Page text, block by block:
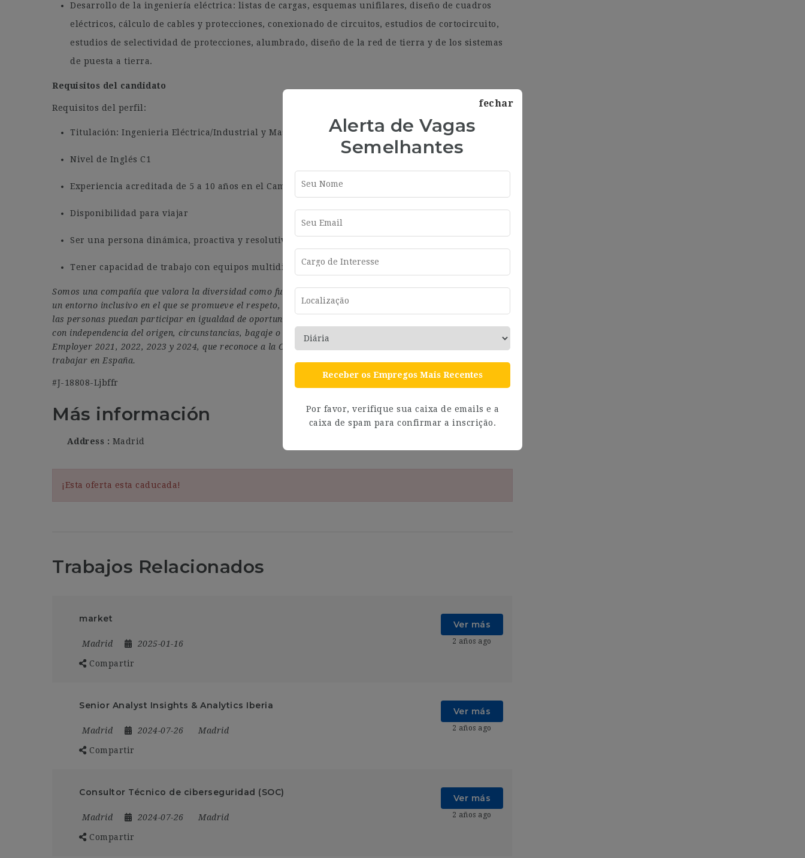
Desarrollo de la ingeniería eléctrica: listas de cargas, esquemas unifilares, diseño de cuadros
eléctricos, cálculo de cables y protecciones, conexionado de circuitos, estudios de cortocircuito,
estudios de selectividad de protecciones, alumbrado, diseño de la red de tierra y de los sistemas
de puesta a tierra.
Requisitos del candidato
Requisitos del perfil:
Titulación: Ingenieria Eléctrica/Industrial y Master en Ingeniería Industrial
Nivel de Inglés C1
Experiencia acreditada de 5 a 10 años en el Campo de la Ingeniería eléctrica
Disponibilidad para viajar
Ser una persona dinámica, proactiva y resolutiva
Tener capacidad de trabajo con equipos multidisciplinares y entornos multiculturales
Somos una compañía que valora la diversidad como fuente de talento y por ello trabajamos para impulsar
un entorno inclusivo en el que se promueve el respeto, la pertenencia y el compromiso de forma que todas
las personas puedan participar en igualdad de oportunidades. Invitamos a todas las personas a inscribirse
con independencia del origen, circunstancias, bagaje o condición. ACCIONA ha recibido la certificación Top
Employer 2021, 2022, 2023 y 2024, que reconoce a la Compañía como una de las mejores empresas para
trabajar en España.
#J-18808-Ljbffr
Más información
Address Madrid
¡Esta oferta esta caducada!
Trabajos Relacionados
market
Madrid 2025-01-16
Compartir
Ver más
2 años ago
Senior Analyst Insights & Analytics Iberia
Madrid 2024-07-26 Madrid
Compartir
Ver más
2 años ago
Consultor Técnico de ciberseguridad (SOC)
Madrid 2024-07-26 Madrid
Compartir
Ver más
2 años ago
fechar
Alerta de Vagas
Semelhantes
Receber os Empregos Mais Recentes
Por favor, verifique sua caixa de emails e a
caixa de spam para confirmar a inscrição.